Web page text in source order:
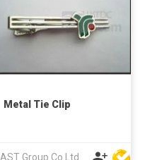
Metal Tie Clip
AST Group Co Ltd